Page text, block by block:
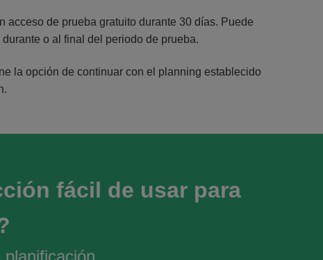
acceso de prueba gratuito durante 30 días. Puede
o al final del periodo de prueba.
la opción de continuar con el planning establecido
fácil de usar para